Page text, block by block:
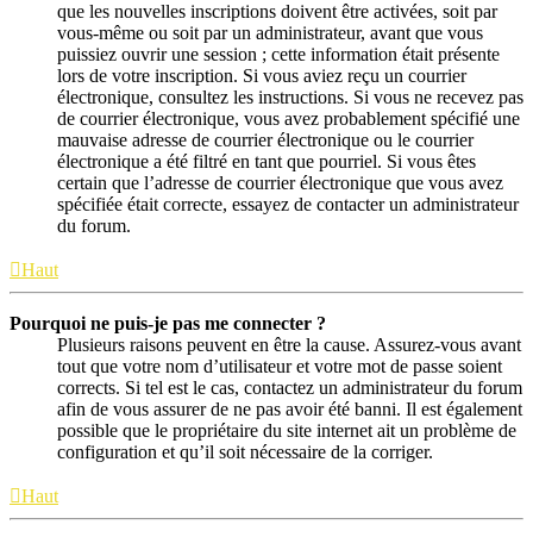
que les nouvelles inscriptions doivent être activées, soit par
vous-même ou soit par un administrateur, avant que vous
puissiez ouvrir une session ; cette information était présente
lors de votre inscription. Si vous aviez reçu un courrier
électronique, consultez les instructions. Si vous ne recevez pas
de courrier électronique, vous avez probablement spécifié une
mauvaise adresse de courrier électronique ou le courrier
électronique a été filtré en tant que pourriel. Si vous êtes
certain que l’adresse de courrier électronique que vous avez
spécifiée était correcte, essayez de contacter un administrateur
du forum.
Haut
Pourquoi ne puis-je pas me connecter ?
Plusieurs raisons peuvent en être la cause. Assurez-vous avant
tout que votre nom d’utilisateur et votre mot de passe soient
corrects. Si tel est le cas, contactez un administrateur du forum
afin de vous assurer de ne pas avoir été banni. Il est également
possible que le propriétaire du site internet ait un problème de
configuration et qu’il soit nécessaire de la corriger.
Haut